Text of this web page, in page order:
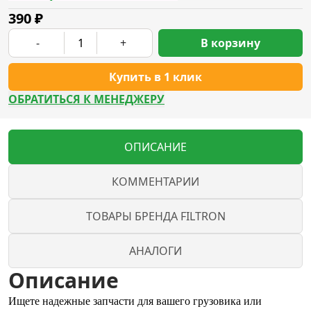
390₽
- +
Купить в 1 клик
В корзину
ОБРАТИТЬСЯ К МЕНЕДЖЕРУ
ОПИСАНИЕ
КОММЕНТАРИИ
ТОВАРЫ БРЕНДА FILTRON
АНАЛОГИ
Описание
Ищете надежные запчасти для вашего грузовика или